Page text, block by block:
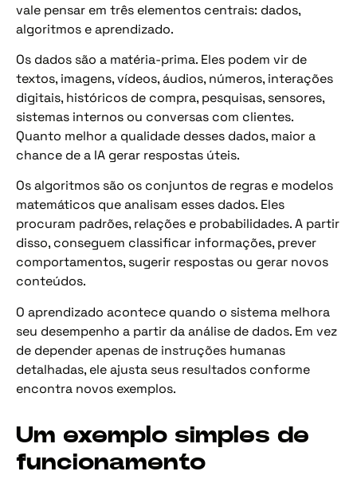
vale pensar em três elementos centrais: dados,
algoritmos e aprendizado.
Os dados são a matéria-prima. Eles podem vir de
textos, imagens, vídeos, áudios, números, interações
digitais, históricos de compra, pesquisas, sensores,
sistemas internos ou conversas com clientes.
Quanto melhor a qualidade desses dados, maior a
chance de a IA gerar respostas úteis.
Os algoritmos são os conjuntos de regras e modelos
matemáticos que analisam esses dados. Eles
procuram padrões, relações e probabilidades. A partir
disso, conseguem classificar informações, prever
comportamentos, sugerir respostas ou gerar novos
conteúdos.
O aprendizado acontece quando o sistema melhora
seu desempenho a partir da análise de dados. Em vez
de depender apenas de instruções humanas
detalhadas, ele ajusta seus resultados conforme
encontra novos exemplos.
Um exemplo simples de
funcionamento